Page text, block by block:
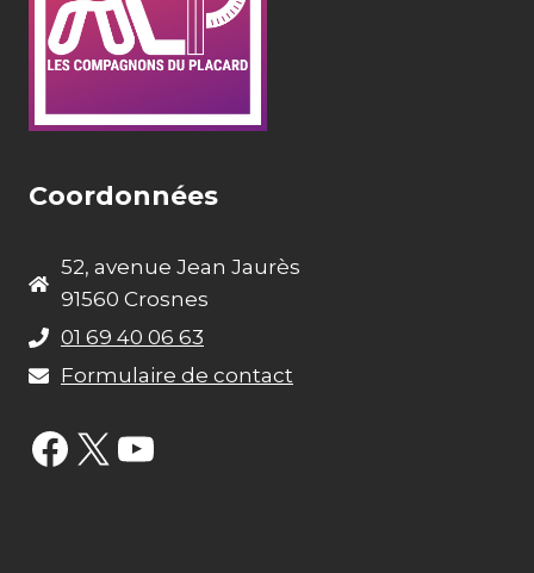
Coordonnées
52, avenue Jean Jaurès
91560 Crosnes
01 69 40 06 63
Formulaire de contact
Facebook
X YouTube